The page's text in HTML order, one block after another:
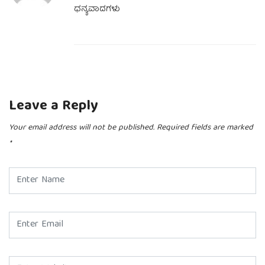
ಧನ್ಯವಾದಗಳು
Leave a Reply
Your email address will not be published. Required fields are marked
*